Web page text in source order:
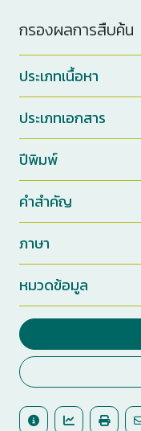
กรองผลการสืบค้น
ประเภทเนื้อหา
ประเภทเอกสาร
ปีพิมพ์
คำสำคัญ
ภาษา
หมวดข้อมูล